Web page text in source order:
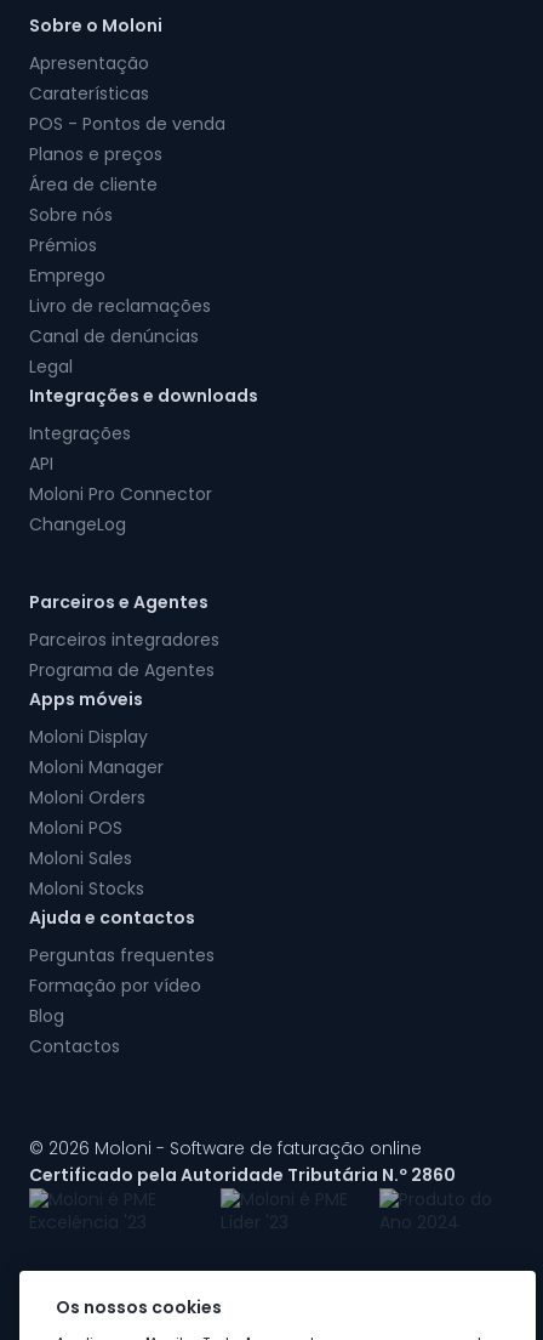
Sobre o Moloni
Apresentação
Caraterísticas
POS - Pontos de venda
Planos e preços
Área de cliente
Sobre nós
Prémios
Emprego
Livro de reclamações
Canal de denúncias
Legal
Integrações e downloads
Integrações
API
Moloni Pro Connector
ChangeLog
Parceiros e Agentes
Parceiros integradores
Programa de Agentes
Apps móveis
Moloni Display
Moloni Manager
Moloni Orders
Moloni POS
Moloni Sales
Moloni Stocks
Ajuda e contactos
Perguntas frequentes
Formação por vídeo
Blog
Contactos
© 2026 Moloni - Software de faturação online
Certificado pela Autoridade Tributária N.º 2860
A Moloni faz parte dogrupo Visma
Os nossos cookies